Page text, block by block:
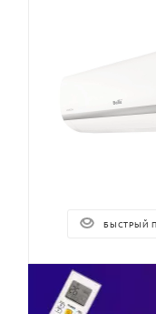
БЫСТРЫЙ